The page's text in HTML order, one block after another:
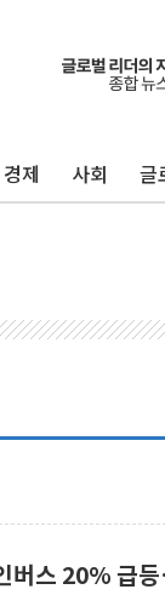
경제 사회 글
버스 20% 급